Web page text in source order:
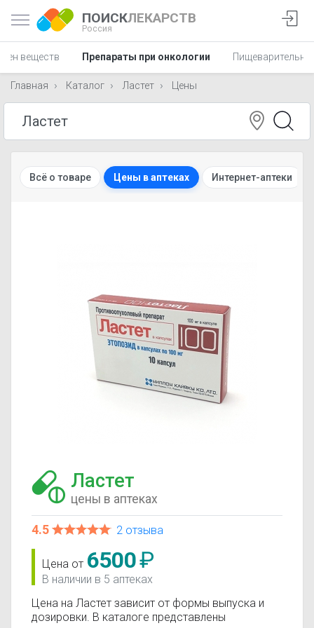
ПОИСКЛЕКАРСТВ
Россия
веществ Препараты при онкологии
Главная Каталог Ластет Цены
Всё о товаре Цены в аптеках Интернет-аптеки
Ластет
цены в аптеках
4.5 2 отзыва
Цена от 6500₽
В наличии в 5 аптеках
Цена на Ластет зависит от формы выпуска и
дозировки. В каталоге представлены